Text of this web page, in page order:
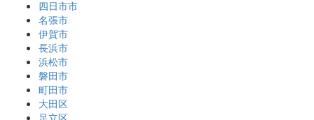
四日市市
名張市
伊賀市
長浜市
浜松市
磐田市
町田市
大田区
足立区